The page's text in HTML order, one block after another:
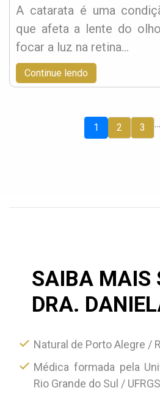
A catarata é uma
que afeta a lente do
focar a luz na retina…
Continue lendo
1 2 3 …
SAIBA MAIS
DRA.
Natural de Porto Alegre /
Médica formada pela
Rio Grande do Sul /